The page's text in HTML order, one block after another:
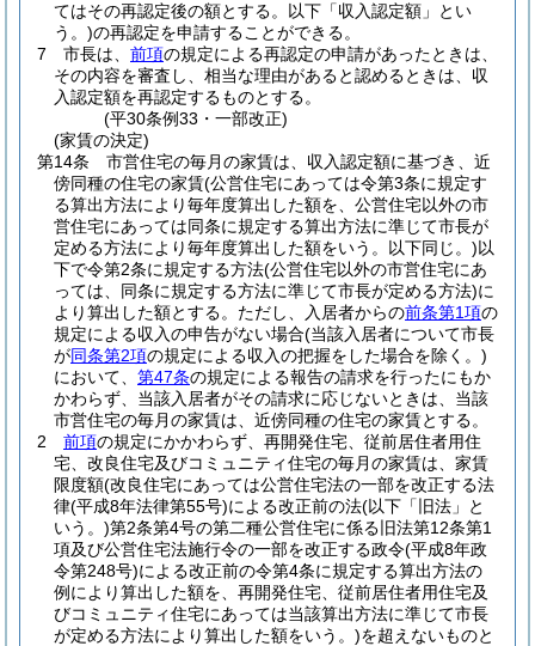
てはその再認定後の額とする。以下「収入認定額」とい
う。)の再認定を申請することができる。
7
市長は、 前項の規定による再認定の申請があったときは、
その内容を審査し、相当な理由があると認めるときは、収
入認定額を再認定するものとする。
(平30条例33・一部改正)
(家賃の決定)
第14条
市営住宅の毎月の家賃は、収入認定額に基づき、近
傍同種の住宅の家賃(公営住宅にあっては令第3条に規定す
る算出方法により毎年度算出した額を、公営住宅以外の市
営住宅にあっては同条に規定する算出方法に準じて市長が
定める方法により毎年度算出した額をいう。以下同じ。)以
下で令第2条に規定する方法(公営住宅以外の市営住宅にあ
っては、同条に規定する方法に準じて市長が定める方法)に
より算出した額とする。 ただし、入居者からの前条第1項の
規定による収入の申告がない場合(当該入居者について市長
が同条第2項の規定による収入の把握をした場合を除く。)
において、 第47条の規定による報告の請求を行ったにもか
かわらず、当該入居者がその請求に応じないときは、当該
市営住宅の毎月の家賃は、近傍同種の住宅の家賃とする。
2
前項の規定にかかわらず、再開発住宅、従前居住者用住
宅、改良住宅及びコミュニティ住宅の毎月の家賃は、家賃
限度額(改良住宅にあっては公営住宅法の一部を改正する法
律(平成8年法律第55号)による改正前の法(以下「旧法」と
いう。)第2条第4号の第二種公営住宅に係る旧法第12条第1
項及び公営住宅法施行令の一部を改正する政令(平成8年政
令第248号)による改正前の令第4条に規定する算出方法の
例により算出した額を、再開発住宅、従前居住者用住宅及
びコミュニティ住宅にあっては当該算出方法に準じて市長
が定める方法により算出した額をいう。)を超えないものと